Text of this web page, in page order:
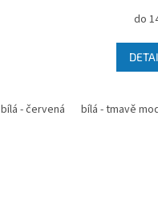
do
bílá - červená bílá - tmavě